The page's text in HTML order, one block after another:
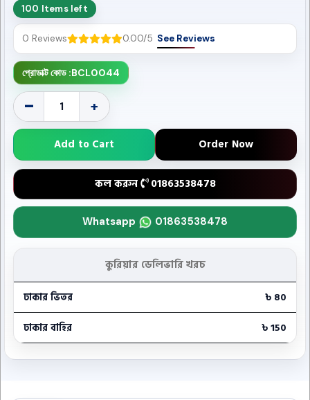
100 Items left
0 Reviews 0.00/5 See Reviews
প্রোডাক্ট কোড :BCL0044
- +
Add to Cart Order Now
কল করুন 01863538478
Whatsapp 01863538478
কুরিয়ার ডেলিভারি খরচ
ঢাকার ভিতর
৳ 80
ঢাকার বাহির
৳ 150